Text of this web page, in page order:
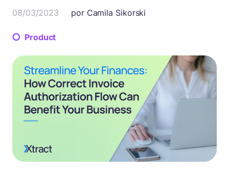
08/03/2023 por Camila Sikorski
Product